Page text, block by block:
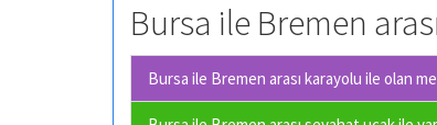
Bursa ile Bremen
Bursa ile Bremen arası karayolu ile olan